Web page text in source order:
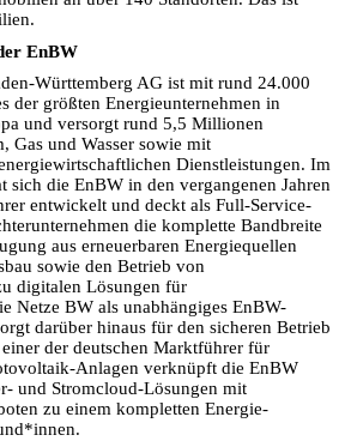
EnBW
Württemberg AG ist mit rund 24.000
der größten Energieunternehmen in
und versorgt rund 5,5 Millionen
Gas und Wasser sowie mit
Dienstleistungen. Im
sich die EnBW in den vergangenen Jahren
entwickelt und deckt als Full-Service-
die komplette Bandbreite
aus erneuerbaren Energiequellen
sowie den Betrieb von
digitalen Lösungen für
Netze BW als unabhängiges EnBW-
darüber hinaus für den sicheren Betrieb
der deutschen Marktführer für
Anlagen verknüpft die EnBW
und Stromcloud-Lösungen mit
zu einem kompletten Energie-